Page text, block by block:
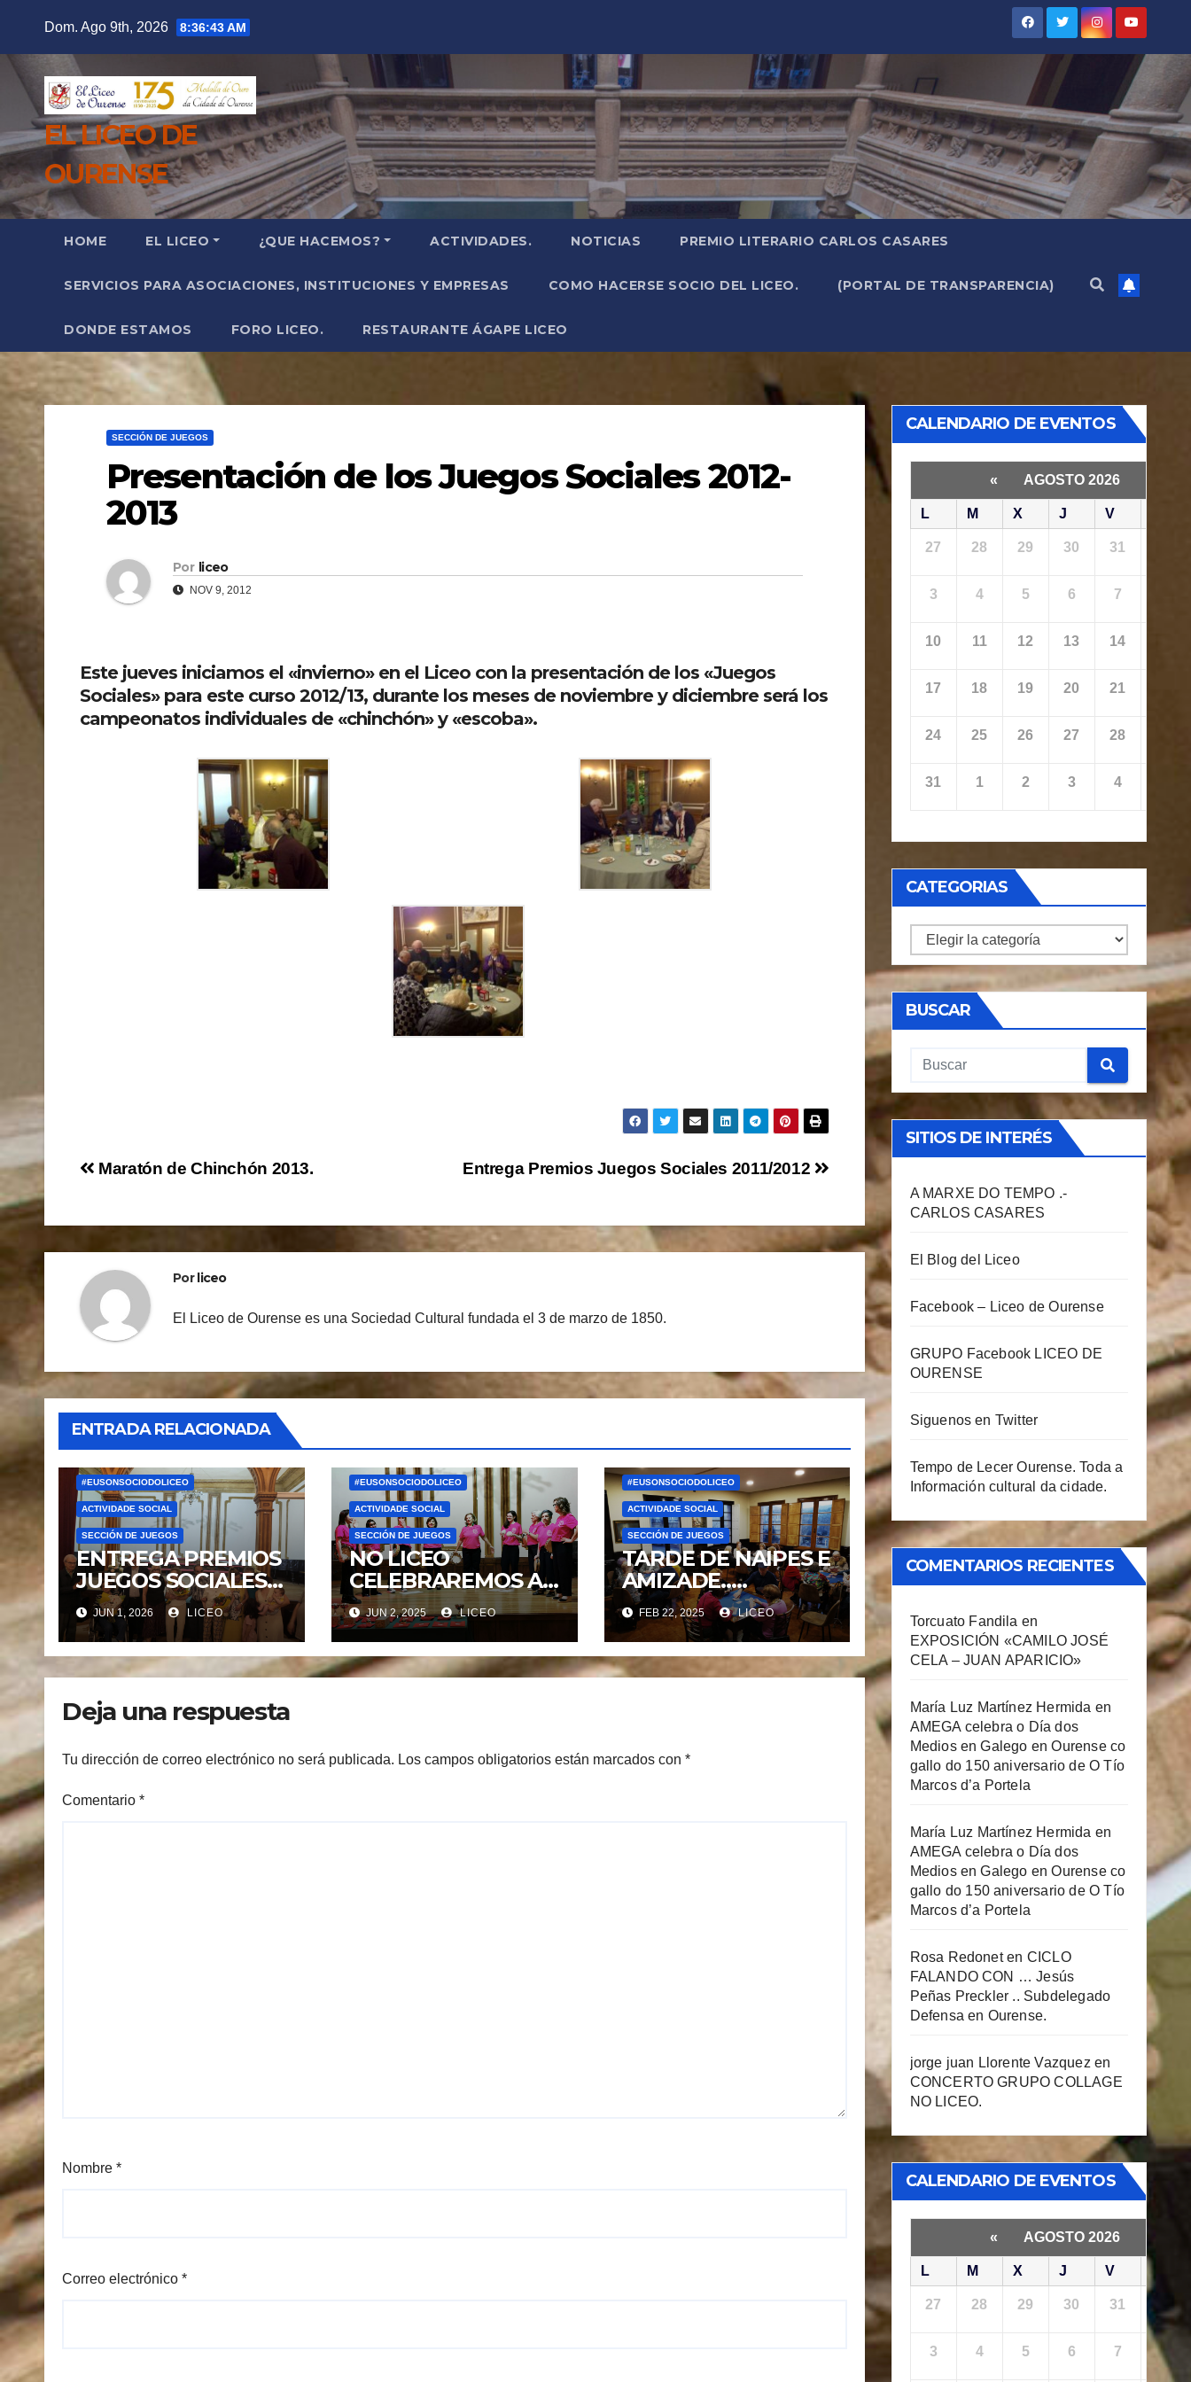
contenido
Dom. Ago 9th, 2026 8:36:45 AM
EL LICEO DE
OURENSE
HOME EL LICEO ¿QUE HACEMOS? ACTIVIDADES. NOTICIAS PREMIO LITERARIO CARLOS CASARES
SERVICIOS PARA ASOCIACIONES, INSTITUCIONES Y EMPRESAS COMO HACERSE SOCIO DEL LICEO. (PORTAL DE TRANSPARENCIA)
DONDE ESTAMOS FORO LICEO. RESTAURANTE ÁGAPE LICEO
SECCIÓN DE JUEGOS
Presentación de los Juegos Sociales 2012-
2013
Por liceo
NOV 9, 2012
Este jueves iniciamos el «invierno» en el Liceo con la presentación de los «Juegos
Sociales» para este curso 2012/13, durante los meses de noviembre y diciembre será los
campeonatos individuales de «chinchón» y «escoba».
Navegación
entradas
Entrega Premios Juegos Sociales 2011/2012
Maratón de Chinchón 2013.
Porliceo
El Liceo de Ourense es una Sociedad Cultural fundada el 3 de marzo de 1850.
ENTRADA RELACIONADA
#EUSONSOCIODOLICEO
ACTIVIDADE SOCIAL
SECCIÓN DE JUEGOS
ENTREGA PREMIOS
JUEGOS SOCIALES
2025/2026
JUN 1, 2026 LICEO
#EUSONSOCIODOLICEO
ACTIVIDADE SOCIAL
SECCIÓN DE JUEGOS
NO LICEO
CELEBRAREMOS AS
LETRAS GALEGAS
COAS
PANDERETEIRAS
DO LICEO, E OS 175
XOGOS SOCIAIS..
JUN 2, 2025 LICEO
#EUSONSOCIODOLICEO
ACTIVIDADE SOCIAL
SECCIÓN DE JUEGOS
TARDE DE NAIPES E
AMIZADE..
MARATÓN DE
CHICHÓN.
FEB 22, 2025 LICEO
Deja una respuesta
Tu dirección de correo electrónico no será publicada. Los campos obligatorios están marcados con *
Comentario *
Nombre *
Correo electrónico *
CALENDARIO DE EVENTOS
« AGOSTO 2026
L M X J V
27 28 29 30 31
3 4 5 6 7
10 11 12 13 14
17 18 19 20 21
24 25 26 27 28
31 1 2 3 4
CATEGORIAS
CATEGORIAS
BUSCAR
SITIOS DE INTERÉS
A MARXE DO TEMPO .-
CARLOS CASARES
El Blog del Liceo
Facebook – Liceo de Ourense
GRUPO Facebook LICEO DE
OURENSE
Siguenos en Twitter
Tempo de Lecer Ourense. Toda a
Información cultural da cidade.
COMENTARIOS RECIENTES
Torcuato Fandila en
EXPOSICIÓN «CAMILO JOSÉ
CELA – JUAN APARICIO»
María Luz Martínez Hermida en
AMEGA celebra o Día dos
Medios en Galego en Ourense co
gallo do 150 aniversario de O Tío
Marcos d’a Portela
María Luz Martínez Hermida en
AMEGA celebra o Día dos
Medios en Galego en Ourense co
gallo do 150 aniversario de O Tío
Marcos d’a Portela
Rosa Redoneten CICLO
FALANDO CON … Jesús
Peñas Preckler .. Subdelegado
Defensa en Ourense.
jorge juan Llorente Vazquez en
CONCERTO GRUPO COLLAGE
NO LICEO.
CALENDARIO DE EVENTOS
« AGOSTO 2026
L M X J V
27 28 29 30 31
3 4 5 6 7 8